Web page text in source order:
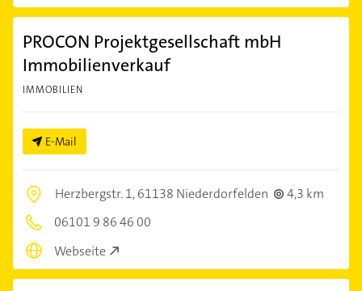
PROCON Projektgesellschaft mbH
Immobilienverkauf
IMMOBILIEN
E-Mail
Herzbergstr. 1,61138 Niederdorfelden
4,3 km
06101 9 86 46 00
Webseite